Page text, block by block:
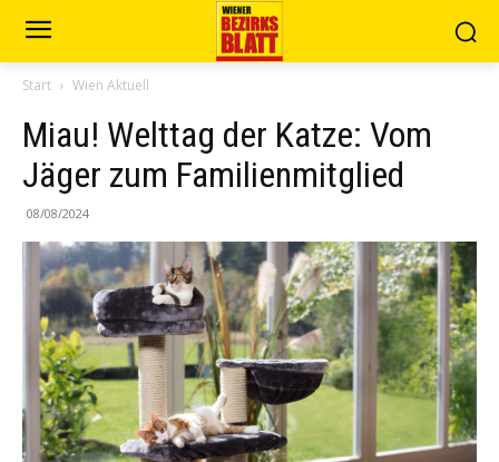
Start Wien Aktuell
Miau! Welttag der Katze: Vom
Jäger zum Familienmitglied
08/08/2024